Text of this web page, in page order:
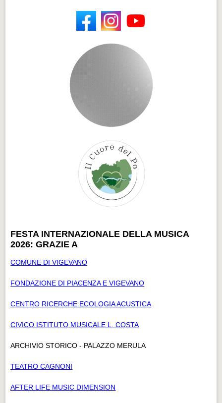
FESTA INTERNAZIONALE DELLA MUSICA
2026: GRAZIE A
COMUNE DI VIGEVANO
FONDAZIONE DI PIACENZA E VIGEVANO
CENTRO RICERCHE ECOLOGIA ACUSTICA
CIVICO ISTITUTO MUSICALE L. COSTA
ARCHIVIO STORICO - PALAZZO MERULA
TEATRO CAGNONI
AFTER LIFE MUSIC DIMENSION